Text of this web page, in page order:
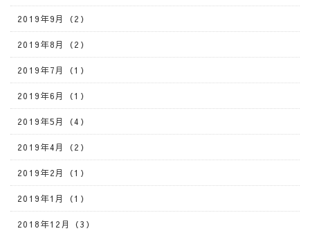
2019年9月（2）
2019年8月（2）
2019年7月（1）
2019年6月（1）
2019年5月（4）
2019年4月（2）
2019年2月（1）
2019年1月（1）
2018年12月（3）